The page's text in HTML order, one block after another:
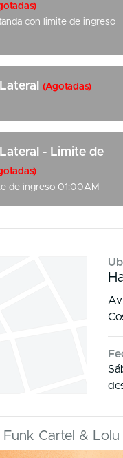
con limite de ingreso
(Agotadas)
- Limite de
de ingreso 01:00AM
Funk Cartel &